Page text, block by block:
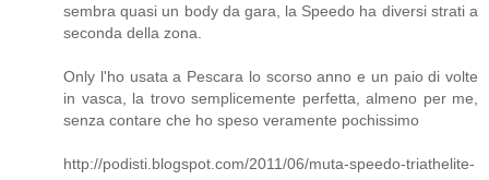
sembra quasi un body da gara, la Speedo ha diversi strati a
seconda della zona.
Only l'ho usata a Pescara lo scorso anno e un paio di volte
in vasca, la trovo semplicemente perfetta, almeno per me,
senza contare che ho speso veramente pochissimo
http://podisti.blogspot.com/2011/06/muta-speedo-triathelite-